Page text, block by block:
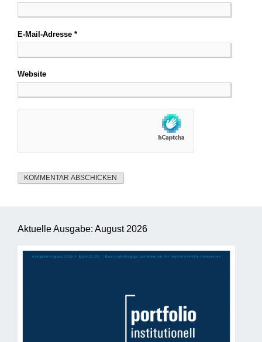
E-Mail-Adresse *
Website
Aktuelle Ausgabe: August 2026